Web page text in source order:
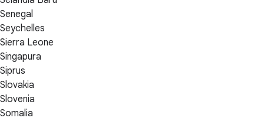
Senegal
Seychelles
Sierra Leone
Singapura
Siprus
Slovakia
Slovenia
Somalia